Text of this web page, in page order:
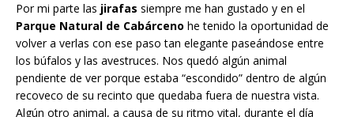
Por mi parte las jirafas siempre me han gustado y en el
Parque Natural de Cabárceno he tenido la oportunidad de
volver a verlas con ese paso tan elegante paseándose entre
los búfalos y las avestruces. Nos quedó algún animal
pendiente de ver porque estaba “escondido” dentro de algún
recoveco de su recinto que quedaba fuera de nuestra vista.
Algún otro animal, a causa de su ritmo vital, durante el día